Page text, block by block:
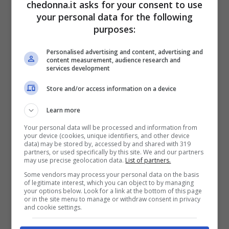
calcoli scientifici o su schemi alimentari
impossibili. Motivi per cui molte diete
vengono spesso abbandonate, ma
semplicemente su un numero, il5. E
vediamo perché.
Harley Pasternak allena quotidianamente
Lady Gaga e per tenere sotto controllo
l’indice glicemico ed evitare i tipici
attacchi di fame o buchi nello stomaco,
svela che ilsegreto è contare fino a 5.
Intanto5 è il numero di pasti da fare
nell’arco della giornata:colazione, due
chedonna.it asks for your consent to use
your personal data for the following
purposes:
Personalised advertising and content, advertising and
content measurement, audience research and
services development
Store and/or access information on a device
Learn more
Your personal data will be processed and information from
your device (cookies, unique identifiers, and other device
data) may be stored by, accessed by and shared with 319
partners, or used specifically by this site. We and our partners
may use precise geolocation data. List of partners.
Some vendors may process your personal data on the basis
of legitimate interest, which you can object to by managing
your options below. Look for a link at the bottom of this page
or in the site menu to manage or withdraw consent in privacy
and cookie settings.